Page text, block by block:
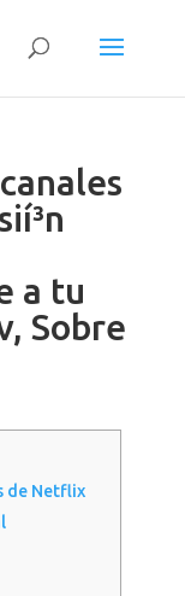
a tu
Sobre
de Netflix